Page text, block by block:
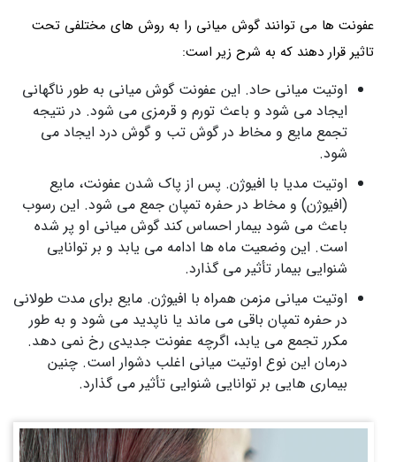
عفونت ها می توانند گوش میانی را به روش های مختلفی تحت
تاثیر قرار دهند که به شرح زیر است:
اوتیت میانی حاد. این عفونت گوش میانی به طور ناگهانی
ایجاد می شود و باعث تورم و قرمزی می شود. در نتیجه
تجمع مایع و مخاط در گوش تب و گوش درد ایجاد می
شود.
اوتیت مدیا با افیوژن. پس از پاک شدن عفونت، مایع
(افیوژن) و مخاط در حفره تمپان جمع می شود. این رسوب
باعث می شود بیمار احساس کند گوش میانی او پر شده
است. این وضعیت ماه ها ادامه می یابد و بر توانایی
شنوایی بیمار تأثیر می گذارد.
اوتیت میانی مزمن همراه با افیوژن. مایع برای مدت طولانی
در حفره تمپان باقی می ماند یا ناپدید می شود و به طور
مکرر تجمع می یابد، اگرچه عفونت جدیدی رخ نمی دهد.
درمان این نوع اوتیت میانی اغلب دشوار است. چنین
بیماری هایی بر توانایی شنوایی تأثیر می گذارد.